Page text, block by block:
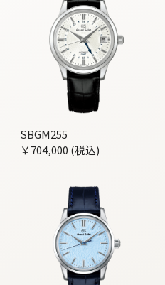
SBGM255
￥704,000 (税込)